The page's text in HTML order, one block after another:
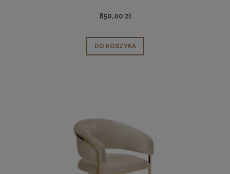
850,00 zł
DO KOSZYKA